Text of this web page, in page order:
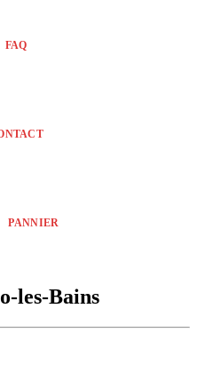
FAQ
PANNIER
les-Bains